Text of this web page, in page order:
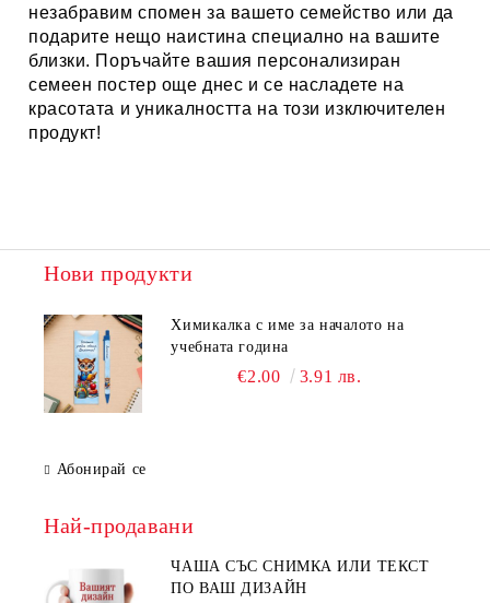
незабравим спомен за вашето семейство или да
подарите нещо наистина специално на вашите
близки. Поръчайте вашия персонализиран
семеен постер още днес и се насладете на
красотата и уникалността на този изключителен
продукт!
Нови продукти
Химикалка с име за началото на
учебната година
€2.00 3.91 лв.
Абонирай се
Най-продавани
ЧАША СЪС СНИМКА ИЛИ ТЕКСТ
ПО ВАШ ДИЗАЙН